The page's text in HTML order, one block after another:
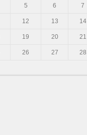
5 6 7
12 13 14
19 20 21
26 27 28